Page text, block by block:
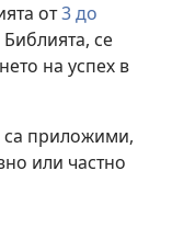
от3 до
се
на успех в
приложими,
или частно